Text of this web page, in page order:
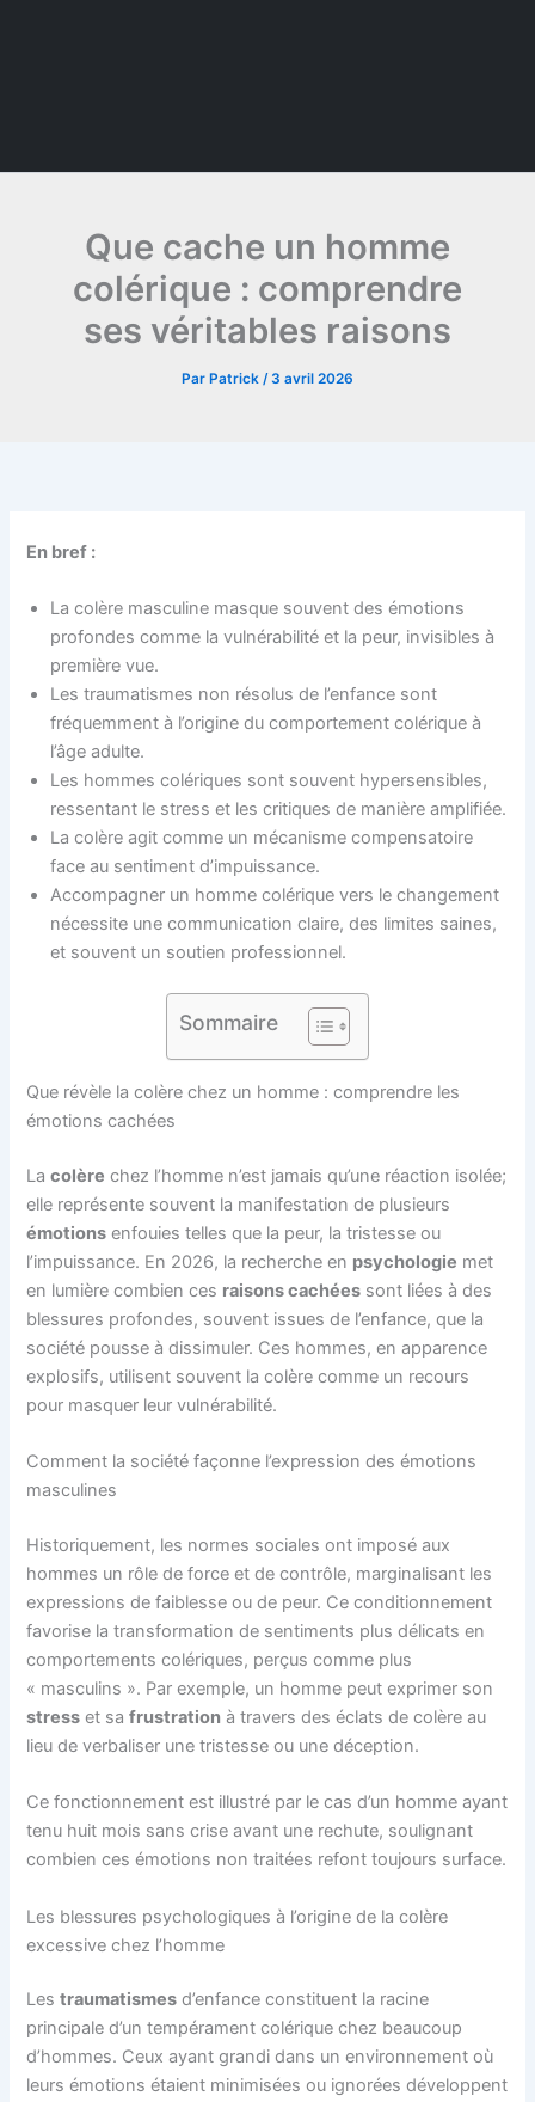
Que cache un homme
colérique : comprendre
ses véritables raisons
Par Patrick / 3 avril 2026
En bref :
La colère masculine masque souvent des émotions
profondes comme la vulnérabilité et la peur, invisibles à
première vue.
Les traumatismes non résolus de l’enfance sont
fréquemment à l’origine du comportement colérique à
l’âge adulte.
Les hommes colériques sont souvent hypersensibles,
ressentant le stress et les critiques de manière amplifiée.
La colère agit comme un mécanisme compensatoire
face au sentiment d’impuissance.
Accompagner un homme colérique vers le changement
nécessite une communication claire, des limites saines,
et souvent un soutien professionnel.
Sommaire
Que révèle la colère chez un homme : comprendre les
émotions cachées
Lacolère chez l’homme n’est jamais qu’une réaction isolée;
elle représente souvent la manifestation de plusieurs
émotions enfouies telles que la peur, la tristesse ou
l’impuissance. En 2026, la recherche en psychologie met
en lumière combien ces raisons cachées sont liées à des
blessures profondes, souvent issues de l’enfance, que la
société pousse à dissimuler. Ces hommes, en apparence
explosifs, utilisent souvent la colère comme un recours
pour masquer leur vulnérabilité.
Comment la société façonne l’expression des émotions
masculines
Historiquement, les normes sociales ont imposé aux
hommes un rôle de force et de contrôle, marginalisant les
expressions de faiblesse ou de peur. Ce conditionnement
favorise la transformation de sentiments plus délicats en
comportements colériques, perçus comme plus
« masculins ». Par exemple, un homme peut exprimer son
stress et safrustration à travers des éclats de colère au
lieu de verbaliser une tristesse ou une déception.
Ce fonctionnement est illustré par le cas d’un homme ayant
tenu huit mois sans crise avant une rechute, soulignant
combien ces émotions non traitées refont toujours surface.
Les blessures psychologiques à l’origine de la colère
excessive chez l’homme
Lestraumatismes d’enfance constituent la racine
principale d’un tempérament colérique chez beaucoup
d’hommes. Ceux ayant grandi dans un environnement où
leurs émotions étaient minimisées ou ignorées développent